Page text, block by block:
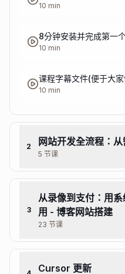
10 min
8分钟安装并完成第一
10 min
课程字幕文件(便于大
10 min
2 网站开发全流程：
5 节课
3
从录像到支付：用
用 - 博客网站搭建
23 节课
Cursor 更新